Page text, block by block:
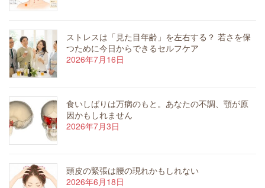
ストレスは「見た目年齢」を左右する？ 若さを保
つために今日からできるセルフケア
2026年7月16日
食いしばりは万病のもと。あなたの不調、顎が原
因かもしれません
2026年7月3日
頭皮の緊張は腰の現れかもしれない
2026年6月18日